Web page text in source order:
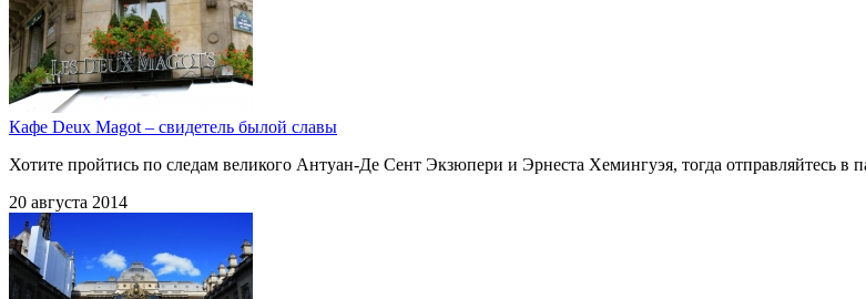
Кафе Deux Magot – свидетель былой славы
Хотите пройтись по следам великого Антуан-Де Сент Экзюпери и Эрнеста Хемингуэя, тогда отправляйтесь в
20 августа 2014